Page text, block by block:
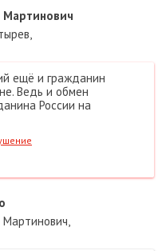
,
ещё и гражданин
Ведь и обмен
России на
,